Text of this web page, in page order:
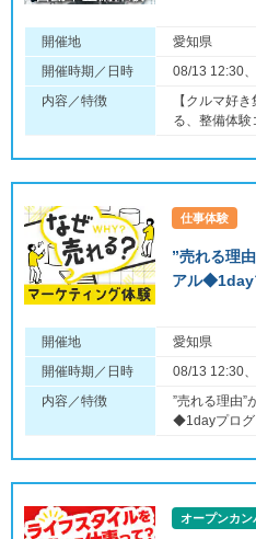
開催地
愛知県
開催時期／日時
08/13 12:30
内容／特徴
【クルマ好
る、整備体験
仕事体験
”売れる理
アル◆1day
開催地
愛知県
開催時期／日時
08/13 12:30
内容／特徴
”売れる理由”
◆1dayプログ
オープンカ